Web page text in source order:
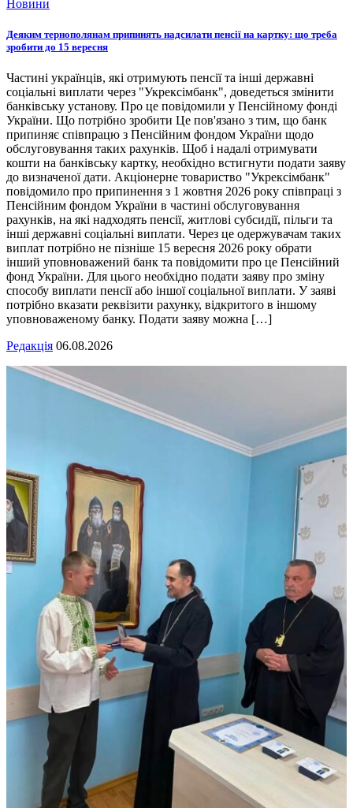
Новини
Деяким тернополянам припинять надсилати пенсії на картку: що треба
зробити до 15 вересня
Частині українців, які отримують пенсії та інші державні
соціальні виплати через "Укрексімбанк", доведеться змінити
банківську установу. Про це повідомили у Пенсійному фонді
України. Що потрібно зробити Це пов'язано з тим, що банк
припиняє співпрацю з Пенсійним фондом України щодо
обслуговування таких рахунків. Щоб і надалі отримувати
кошти на банківську картку, необхідно встигнути подати заяву
до визначеної дати. Акціонерне товариство "Укрексімбанк"
повідомило про припинення з 1 жовтня 2026 року співпраці з
Пенсійним фондом України в частині обслуговування
рахунків, на які надходять пенсії, житлові субсидії, пільги та
інші державні соціальні виплати. Через це одержувачам таких
виплат потрібно не пізніше 15 вересня 2026 року обрати
інший уповноважений банк та повідомити про це Пенсійний
фонд України. Для цього необхідно подати заяву про зміну
способу виплати пенсії або іншої соціальної виплати. У заяві
потрібно вказати реквізити рахунку, відкритого в іншому
уповноваженому банку. Подати заяву можна […]
Редакція 06.08.2026